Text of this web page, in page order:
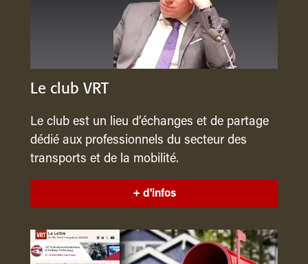
Le club VRT
Le club est un lieu d’échanges et de partage
dédié aux professionnels du secteur des
transports et de la mobilité.
+ d'infos